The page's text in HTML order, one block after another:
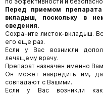
Перед приемом
вкладыш, поскольку в
сведения.
Сохраните листок-вкладыш.
его еще раз.
Если у Вас возникли
лечащему врачу.
Препарат назначен именно
Он может навредить им,
совпадают с Вашими.
Если у Вас возникли